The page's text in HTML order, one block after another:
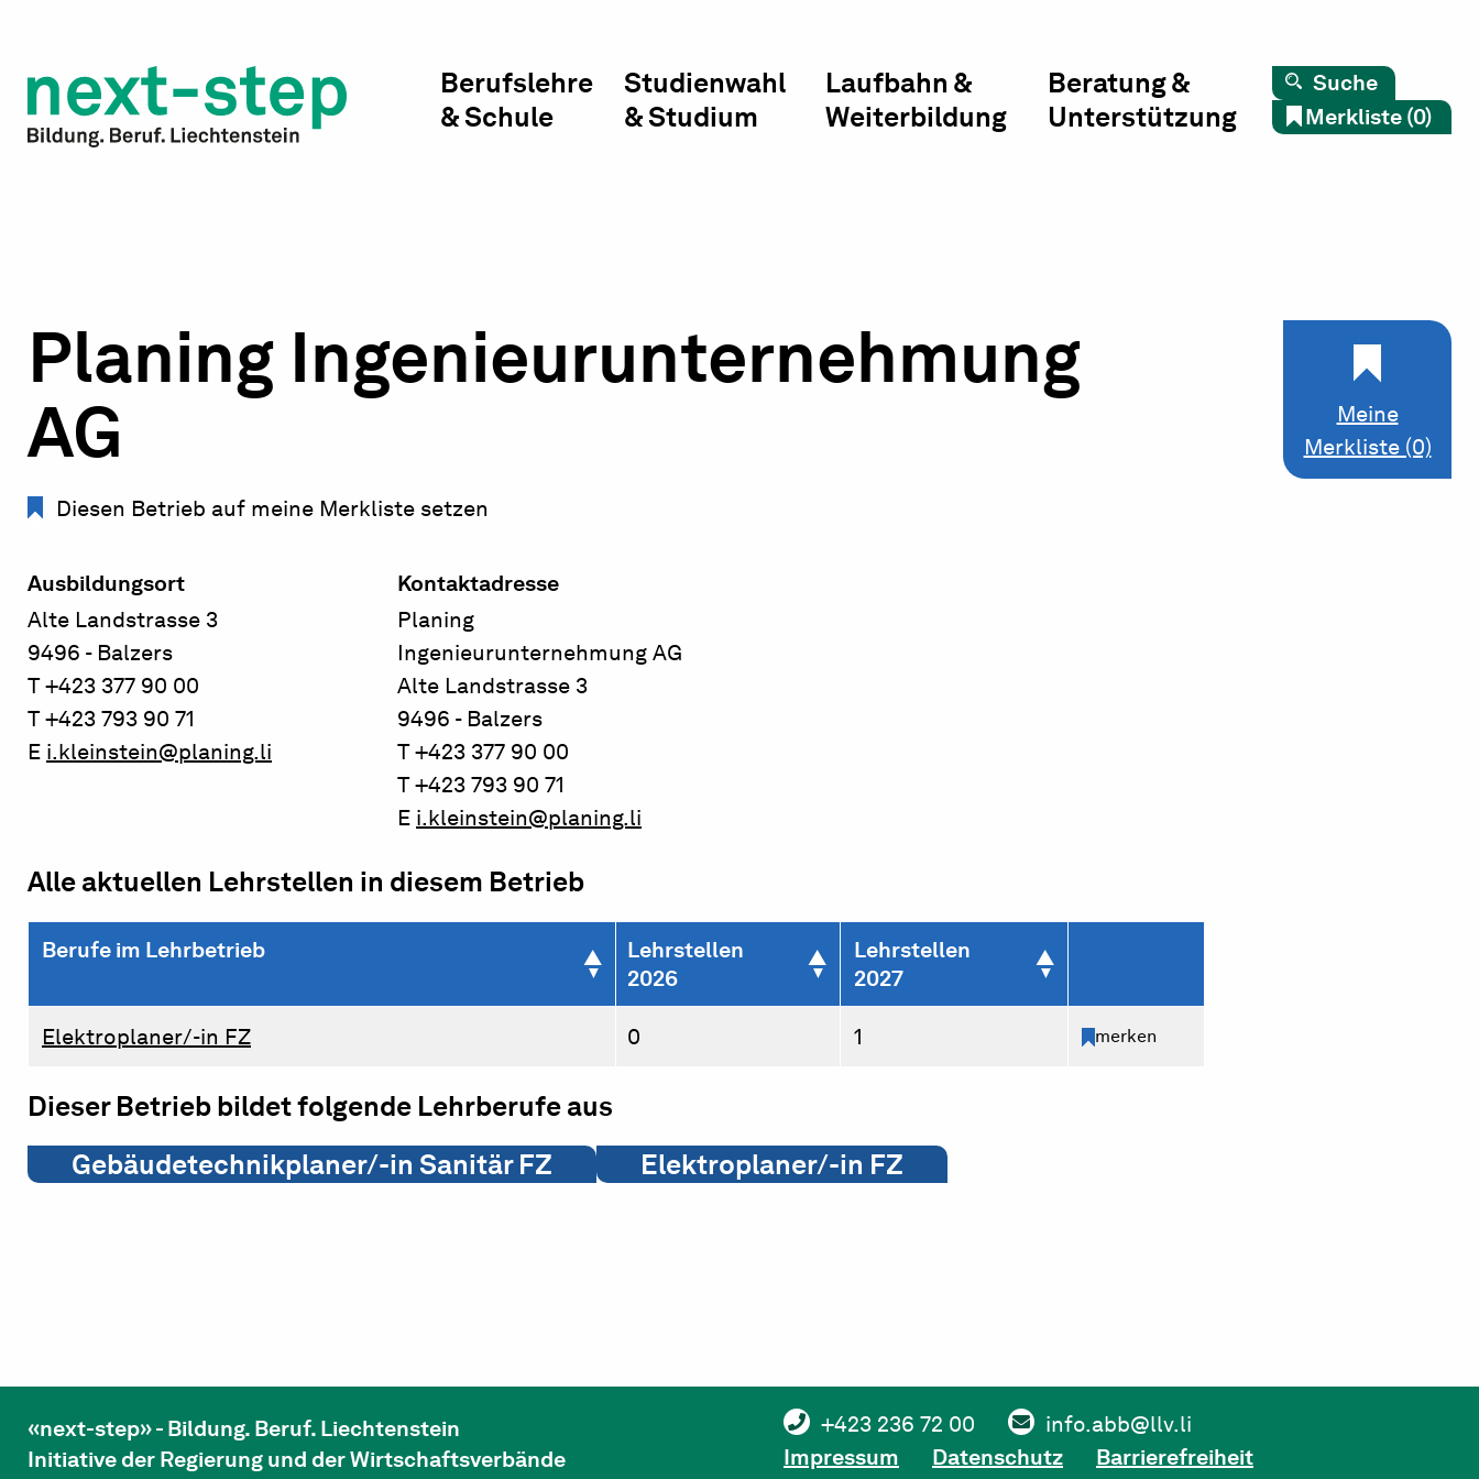
Laufbahn & Weiterbildung
Beratung & Unterstützung
Berufslehre
& Schule
Studienwahl
& Studium
Laufbahn &
Weiterbildung
Beratung &
Unterstützung
Suche
Merkliste (0)
Planing Ingenieurunternehmung
AG
Diesen Betrieb auf meine Merkliste setzen
Ausbildungsort
Alte Landstrasse 3
9496 - Balzers
T +423 377 90 00
T +423 793 90 71
E i.kleinstein@planing.li
Kontaktadresse
Planing
Ingenieurunternehmung AG
Alte Landstrasse 3
9496 - Balzers
T +423 377 90 00
T +423 793 90 71
E i.kleinstein@planing.li
Meine
Merkliste (0)
Alle aktuellen Lehrstellen in diesem Betrieb
Berufe im Lehrbetrieb
Lehrstellen
2026
Lehrstellen
2027
Elektroplaner/-in FZ 0 1 merken
Dieser Betrieb bildet folgende Lehrberufe aus
Gebäudetechnikplaner/-in Sanitär FZ
Elektroplaner/-in FZ
«next-step» - Bildung. Beruf. Liechtenstein
Initiative der Regierung und der Wirtschaftsverbände
+423 236 72 00
info.abb@llv.li
Impressum
Datenschutz Barrierefreiheit